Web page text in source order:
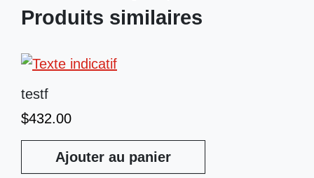
Produits similaires
testf
$432.00
Ajouter au panier